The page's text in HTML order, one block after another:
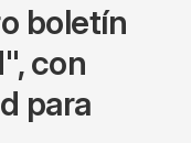
boletín
con
para